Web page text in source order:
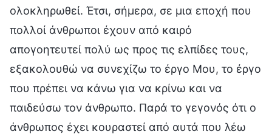
ολοκληρωθεί. Έτσι, σήμερα, σε μια εποχή που
πολλοί άνθρωποι έχουν από καιρό
απογοητευτεί πολύ ως προς τις ελπίδες τους,
εξακολουθώ να συνεχίζω το έργο Μου, το έργο
που πρέπει να κάνω για να κρίνω και να
παιδεύσω τον άνθρωπο. Παρά το γεγονός ότι ο
άνθρωπος έχει κουραστεί από αυτά που λέω